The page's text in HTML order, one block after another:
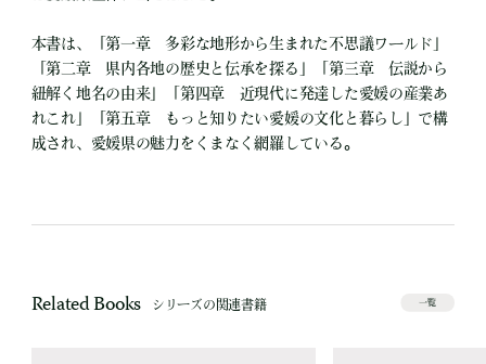
本書は、「第一章 多彩な地形から生まれた不思議ワールド」
「第二章 県内各地の歴史と伝承を探る」「第三章 伝説から
紐解く地名の由来」「第四章 近現代に発達した愛媛の産業あ
れこれ」「第五章 もっと知りたい愛媛の文化と暮らし」で構
成され、愛媛県の魅力をくまなく網羅している。
Related Books シリーズの関連書籍 一覧